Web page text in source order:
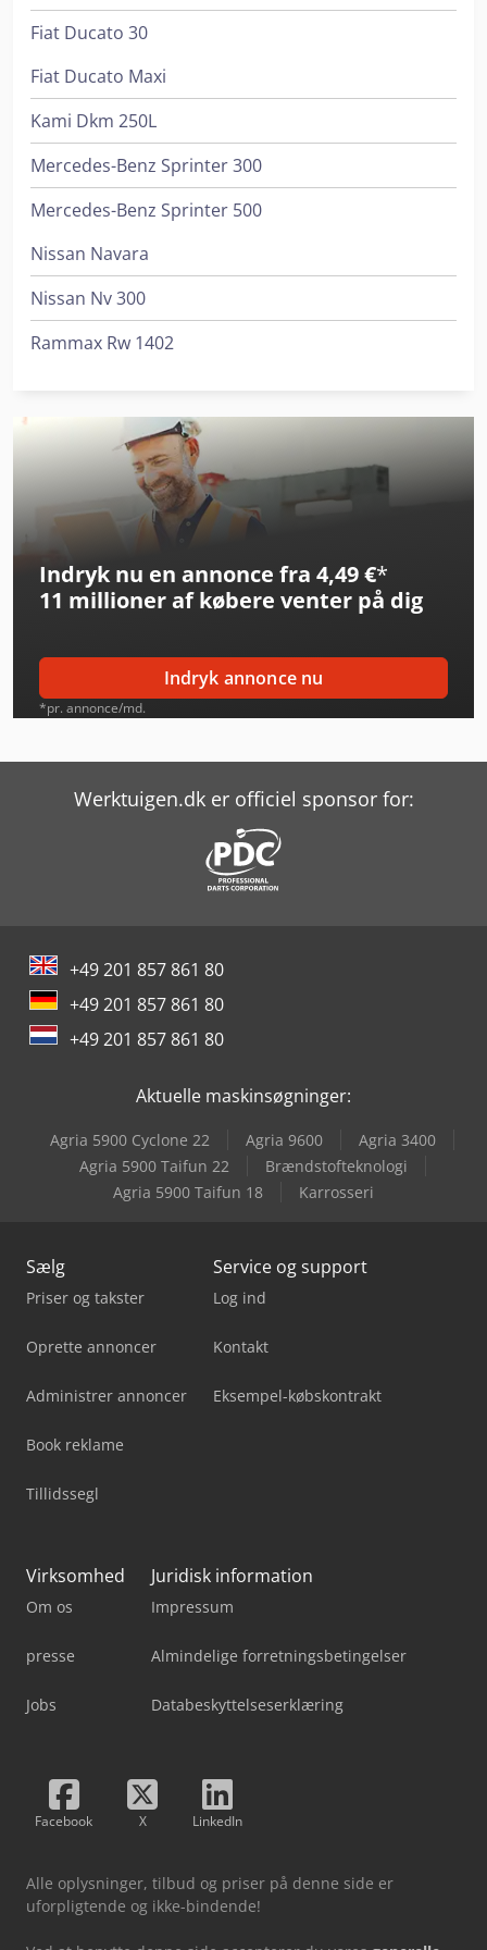
Fiat Ducato 30
Fiat Ducato Maxi
Kami Dkm 250L
Mercedes-Benz Sprinter 300
Mercedes-Benz Sprinter 500
Nissan Navara
Nissan Nv 300
Rammax Rw 1402
Indryk nu en annonce fra 4,49 €*
11 millioner af købere venter på dig
Indryk annonce nu
*pr. annonce/md.
Werktuigen.dk er officiel sponsor for:
+49 201 857 861 80
+49 201 857 861 80
+49 201 857 861 80
Aktuelle maskinsøgninger:
Agria 5900 Cyclone 22 Agria 9600
Agria 3400
Agria 5900 Taifun 22
Brændstofteknologi
Agria 5900 Taifun 18
Karrosseri
Sælg
Priser og takster
Oprette annoncer
Administrer annoncer
Book reklame
Tillidssegl
Service og support
Log ind
Kontakt
Eksempel-købskontrakt
Virksomhed
Om os
presse
Jobs
Juridisk information
Impressum
Almindelige forretningsbetingelser
Databeskyttelseserklæring
Facebook X LinkedIn
Alle oplysninger, tilbud og priser på denne side er
uforpligtende og ikke-bindende!